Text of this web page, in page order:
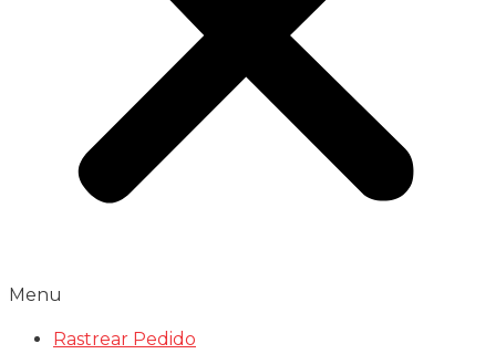
Menu
Rastrear Pedido